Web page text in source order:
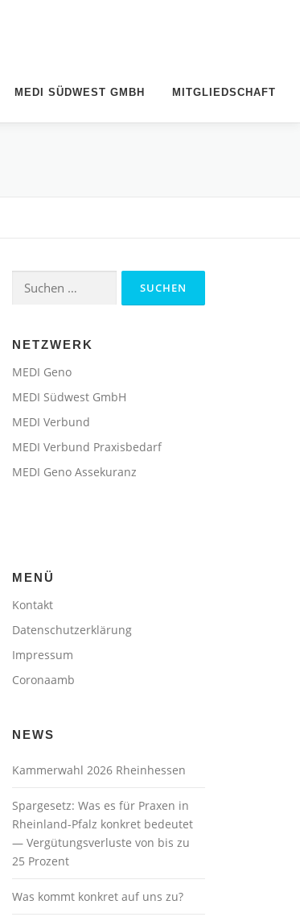
MEDI SÜDWEST GMBH MITGLIEDSCHAFT
NETZWERK
MEDI Geno
MEDI Südwest GmbH
MEDI Verbund
MEDI Verbund Praxisbedarf
MEDI Geno Assekuranz
MENÜ
Kontakt
Datenschutzerklärung
Impressum
Coronaamb
NEWS
Kammerwahl 2026 Rheinhessen
Spargesetz: Was es für Praxen in
Rheinland-Pfalz konkret bedeutet
— Vergütungsverluste von bis zu
25 Prozent
Was kommt konkret auf uns zu?